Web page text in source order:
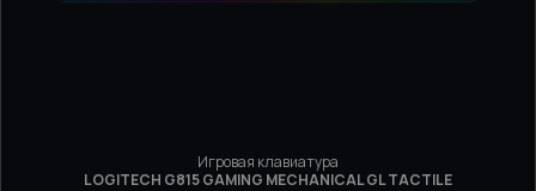
Игровая клавиатура
LOGITECH G815 GAMING MECHANICAL GL TACTILE